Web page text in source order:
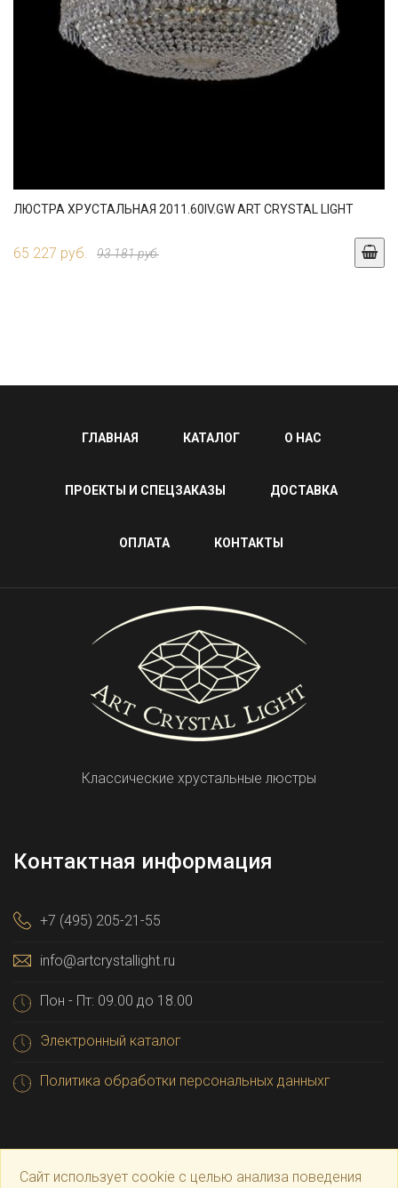
ЛЮСТРА ХРУСТАЛЬНАЯ 2011.60IV.GW ART CRYSTAL LIGHT
65 227 руб. 93 181 руб.
ГЛАВНАЯ КАТАЛОГ О НАС
ПРОЕКТЫ И СПЕЦЗАКАЗЫ ДОСТАВКА
ОПЛАТА КОНТАКТЫ
Классические хрустальные люстры
Контактная информация
+7 (495) 205-21-55
info@artcrystallight.ru
Пон - Пт: 09.00 до 18.00
Электронный каталог
Политика обработки персональных данныхг
Сайт использует cookie с целью анализа поведения